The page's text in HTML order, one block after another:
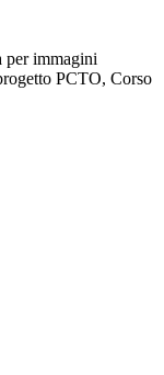
per immagini
PCTO, Corso